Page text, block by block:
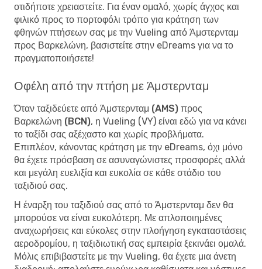
οτιδήποτε χρειαστείτε. Για έναν ομαλό, χωρίς άγχος και
φιλικό προς το πορτοφόλι τρόπο για κράτηση των
φθηνών πτήσεων σας με την Vueling από Άμστερνταμ
προς Βαρκελώνη, βασιστείτε στην eDreams για να το
πραγματοποιήσετε!
Οφέλη από την πτήση με Άμστερνταμ
Όταν ταξιδεύετε από Άμστερνταμ (AMS) προς
Βαρκελώνη (BCN), η Vueling (VY) είναι εδώ για να κάνει
το ταξίδι σας αξέχαστο και χωρίς προβλήματα.
Επιπλέον, κάνοντας κράτηση με την eDreams, όχι μόνο
θα έχετε πρόσβαση σε ασυναγώνιστες προσφορές αλλά
και μεγάλη ευελιξία και ευκολία σε κάθε στάδιο του
ταξιδιού σας.
Η έναρξη του ταξιδιού σας από το Άμστερνταμ δεν θα
μπορούσε να είναι ευκολότερη. Με απλοποιημένες
αναχωρήσεις και εύκολες στην πλοήγηση εγκαταστάσεις
αεροδρομίου, η ταξιδιωτική σας εμπειρία ξεκινάει ομαλά.
Μόλις επιβιβαστείτε με την Vueling, θα έχετε μια άνετη